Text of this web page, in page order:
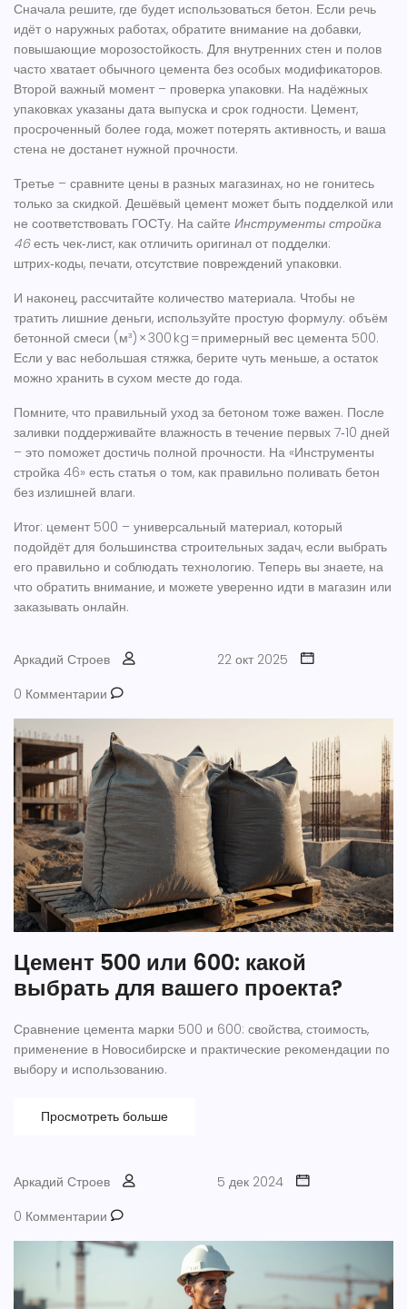
Сначала решите, где будет использоваться бетон. Если речь
идёт о наружных работах, обратите внимание на добавки,
повышающие морозостойкость. Для внутренних стен и полов
часто хватает обычного цемента без особых модификаторов.
Второй важный момент – проверка упаковки. На надёжных
упаковках указаны дата выпуска и срок годности. Цемент,
просроченный более года, может потерять активность, и ваша
стена не достанет нужной прочности.
Третье – сравните цены в разных магазинах, но не гонитесь
только за скидкой. Дешёвый цемент может быть подделкой или
не соответствовать ГОСТу. На сайте Инструменты стройка
46есть чек‑лист, как отличить оригинал от подделки:
штрих‑коды, печати, отсутствие повреждений упаковки.
И наконец, рассчитайте количество материала. Чтобы не
тратить лишние деньги, используйте простую формулу: объём
бетонной смеси (м³) × 300 kg = примерный вес цемента 500.
Если у вас небольшая стяжка, берите чуть меньше, а остаток
можно хранить в сухом месте до года.
Помните, что правильный уход за бетоном тоже важен. После
заливки поддерживайте влажность в течение первых 7‑10 дней
– это поможет достичь полной прочности. На «Инструменты
стройка 46» есть статья о том, как правильно поливать бетон
без излишней влаги.
Итог: цемент 500 – универсальный материал, который
подойдёт для большинства строительных задач, если выбрать
его правильно и соблюдать технологию. Теперь вы знаете, на
что обратить внимание, и можете уверенно идти в магазин или
заказывать онлайн.
Аркадий Строев
22 окт 2025
0 Комментарии
Цемент 500 или 600: какой
выбрать для вашего проекта?
Сравнение цемента марки 500 и 600: свойства, стоимость,
применение в Новосибирске и практические рекомендации по
выбору и использованию.
Просмотреть больше
Аркадий Строев
5 дек 2024
0 Комментарии